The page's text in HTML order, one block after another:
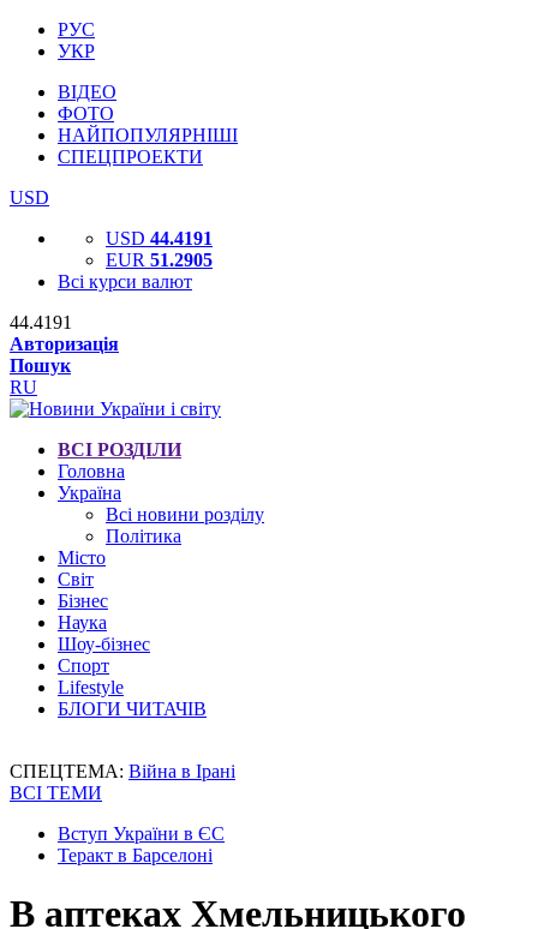
РУС
УКР
ВІДЕО
ФОТО
НАЙПОПУЛЯРНІШІ
СПЕЦПРОЕКТИ
USD
USD 44.4191
EUR 51.2905
Всі курси валют
44.4191
Авторизація
Пошук
RU
ВСІ РОЗДІЛИ
Головна
Україна
Всі новини розділу
Політика
Місто
Світ
Бізнес
Наука
Шоу-бізнес
Спорт
Lifestyle
БЛОГИ ЧИТАЧІВ
СПЕЦТЕМА: Війна в Ірані
ВСІ ТЕМИ
Вступ України в ЄС
Теракт в Барселоні
В аптеках Хмельницького